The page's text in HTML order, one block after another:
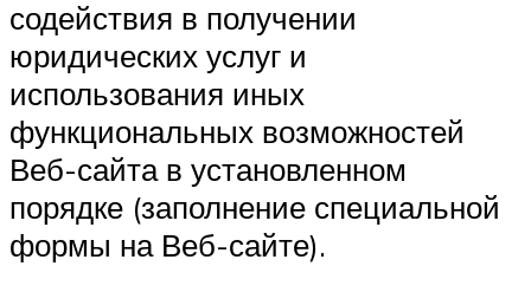
содействия в получении
юридических услуг и
использования иных
функциональных возможностей
Веб-сайта в установленном
порядке (заполнение специальной
формы на Веб-сайте).